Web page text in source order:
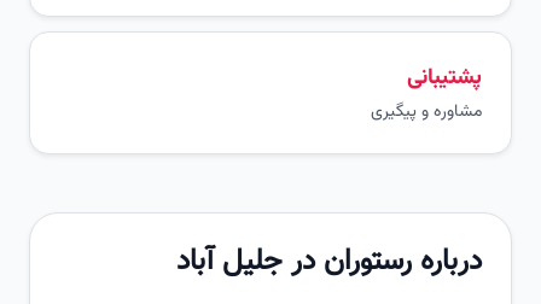
پشتیبانی
مشاوره و پیگیری
درباره رستوران در جلیل آباد